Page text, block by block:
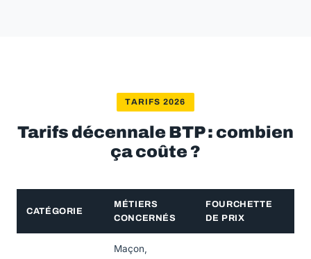
TARIFS 2026
Tarifs décennale BTP : combien
ça coûte ?
CATÉGORIE
MÉTIERS
CONCERNÉS
FOURCHETTE
DE PRIX
Maçon,